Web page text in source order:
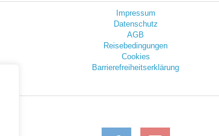
Impressum
Datenschutz
AGB
Reisebedingungen
Cookies
Barrierefreiheitserklärung